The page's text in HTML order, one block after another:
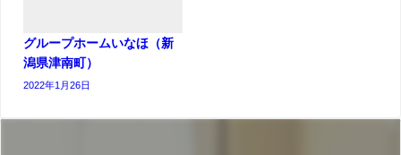
グループホームいなほ（新
潟県津南町）
2022年1月26日